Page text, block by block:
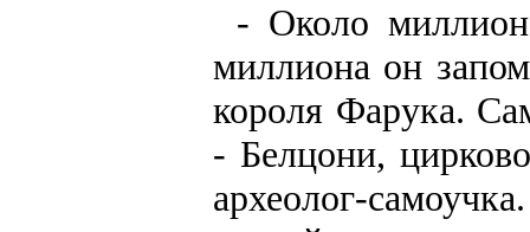
- Около
миллиона он
короля Фарука.
- Белцони,
археолог-